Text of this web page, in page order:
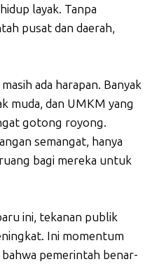
layak. Tanpa
pusat dan daerah,
ada harapan. Banyak
muda, dan UMKM yang
gotong royong.
semangat, hanya
bagi mereka untuk
ini, tekanan publik
Ini momentum
pemerintah benar-